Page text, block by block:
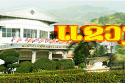
PROVINCE